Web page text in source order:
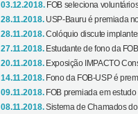
03.12.2018. FOB seleciona
28.11.2018. USP-Bauru é premiada
28.11.2018.Colóquio discute
27.11.2018. Estudante de fono da
20.11.2018. Exposição IMPACTO
14.11.2018. Fono da FOB-USP é
09.11.2018. FOB premiada em estudo
08.11.2018.Sistema de Chamados